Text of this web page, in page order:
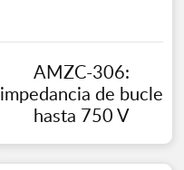
AMZC-306:
impedancia de bucle
hasta 750 V